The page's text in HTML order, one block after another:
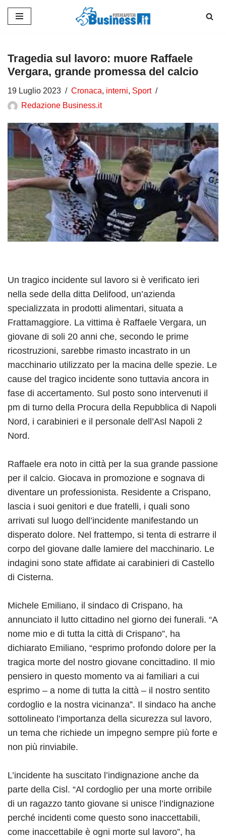
contenuto
Tragedia sul lavoro: muore Raffaele
Vergara, grande promessa del calcio
19 Luglio 2023 Cronaca, interni, Sport
Redazione Business.it
Un tragico incidente sul lavoro si è verificato ieri
nella sede della ditta Delifood, un’azienda
specializzata in prodotti alimentari, situata a
Frattamaggiore. La vittima è Raffaele Vergara, un
giovane di soli 20 anni che, secondo le prime
ricostruzioni, sarebbe rimasto incastrato in un
macchinario utilizzato per la macina delle spezie. Le
cause del tragico incidente sono tuttavia ancora in
fase di accertamento. Sul posto sono intervenuti il
pm di turno della Procura della Repubblica di Napoli
Nord, i carabinieri e il personale dell’Asl Napoli 2
Nord.
Raffaele era noto in città per la sua grande passione
per il calcio. Giocava in promozione e sognava di
diventare un professionista. Residente a Crispano,
lascia i suoi genitori e due fratelli, i quali sono
arrivati sul luogo dell’incidente manifestando un
disperato dolore. Nel frattempo, si tenta di estrarre il
corpo del giovane dalle lamiere del macchinario. Le
indagini sono state affidate ai carabinieri di Castello
di Cisterna.
Michele Emiliano, il sindaco di Crispano, ha
annunciato il lutto cittadino nel giorno dei funerali. “A
nome mio e di tutta la città di Crispano”, ha
dichiarato Emiliano, “esprimo profondo dolore per la
tragica morte del nostro giovane concittadino. Il mio
pensiero in questo momento va ai familiari a cui
esprimo – a nome di tutta la città – il nostro sentito
cordoglio e la nostra vicinanza”. Il sindaco ha anche
sottolineato l’importanza della sicurezza sul lavoro,
un tema che richiede un impegno sempre più forte e
non più rinviabile.
L’incidente ha suscitato l’indignazione anche da
parte della Cisl. “Al cordoglio per una morte orribile
di un ragazzo tanto giovane si unisce l’indignazione
perché incidenti come questo sono inaccettabili,
come inaccettabile è ogni morte sul lavoro”, ha